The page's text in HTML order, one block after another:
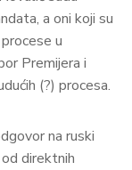
a oni koji su
u
Premijera i
(?) procesa.
na ruski
direktnih